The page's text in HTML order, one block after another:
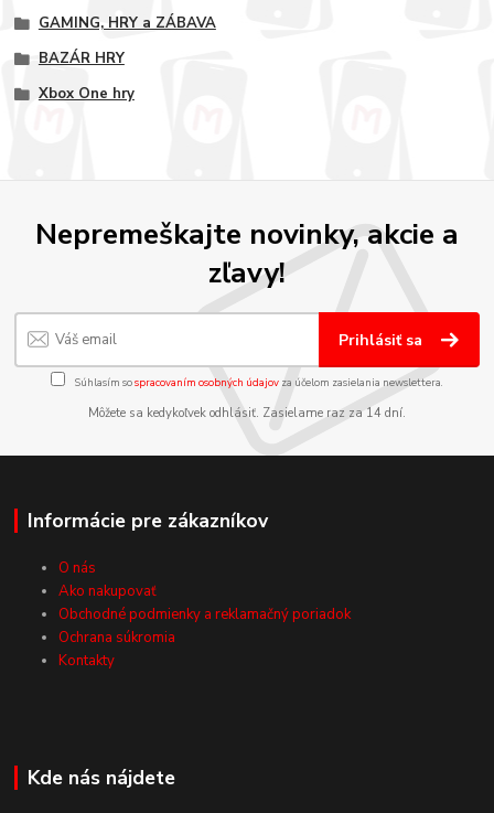
GAMING, HRY a ZÁBAVA
BAZÁR HRY
Xbox One hry
Nepremeškajte novinky, akcie a
zľavy!
Prihlásiť sa
Súhlasím sospracovaním osobných údajov za účelom zasielania newslettera.
Môžete sa kedykoľvek odhlásiť. Zasielame raz za 14 dní.
Informácie pre zákazníkov
O nás
Ako nakupovať
Obchodné podmienky a reklamačný poriadok
Ochrana súkromia
Kontakty
Kde nás nájdete